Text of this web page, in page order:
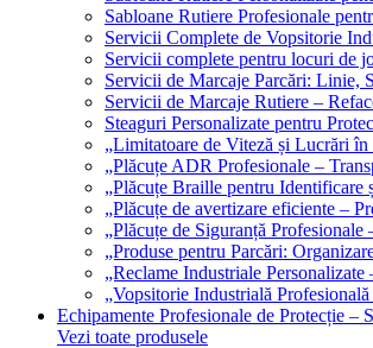
Sabloane Rutiere Profesionale
Servicii Complete de Vopsitorie
Servicii complete pentru locuri de
Servicii de Marcaje Parcări: Linie,
Servicii de Marcaje Rutiere –
Steaguri Personalizate pentru
„Limitatoare de Viteză și Lucrări
„Plăcuțe ADR Profesionale –
„Plăcuțe Braille pentru Identificare
„Plăcuțe de avertizare eficiente –
„Plăcuțe de Siguranță
„Produse pentru Parcări:
„Reclame Industriale
„Vopsitorie Industrială
Echipamente Profesionale de Protecție –
Vezi toate produsele